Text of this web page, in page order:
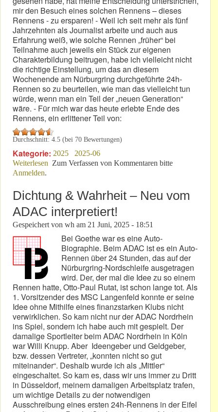
mir den Besuch eines solchen Rennens – dieses
Rennens - zu ersparen! - Weil ich seit mehr als fünf
Jahrzehnten als Journalist arbeite und auch aus
Erfahrung weiß, wie solche Rennen „früher“ bei
Teilnahme auch jeweils ein Stück zur eigenen
Charakterbildung beitrugen, habe ich vielleicht nicht
die richtige Einstellung, um das an diesem
Wochenende am Nürburgring durchgeführte 24h-
Rennen so zu beurteilen, wie man das vielleicht tun
würde, wenn man ein Teil der „neuen Generation“
wäre. - Für mich war das heute erlebte Ende des
Rennens, ein erlittener Teil von:
Durchschnitt: 4.5 (bei 70 Bewertungen)
Kategorie: 2025
2025-06
Weiterlesen über Dichtung & Wahrheit II: Vom ADAC
Zum Verfassen von Kommentaren bitte
Anmelden.
Dichtung & Wahrheit – Neu vom
ADAC interpretiert!
Gespeichert von wh am 21 Juni, 2025 - 18:51
Bei Goethe war es eine Auto-
Biographie. Beim ADAC ist es ein Auto-
Rennen über 24 Stunden, das auf der
Nürburgring-Nordschleife ausgetragen
wird. Der, der mal die Idee zu so einem
Rennen hatte, Otto-Paul Rutat, ist schon lange tot. Als
1. Vorsitzender des MSC Langenfeld konnte er seine
Idee ohne Mithilfe eines finanzstarken Klubs nicht
verwirklichen. So kam nicht nur der ADAC Nordrhein
ins Spiel, sondern ich habe auch mit gespielt. Der
damalige Sportleiter beim ADAC Nordrhein in Köln
war Willi Knupp. Aber Ideengeber und Geldgeber,
bzw. dessen Vertreter, „konnten nicht so gut
miteinander“. Deshalb wurde ich als „Mittler“
eingeschaltet. So kam es, dass wir uns immer zu Dritt
in Düsseldorf, meinem damaligen Arbeitsplatz trafen,
um wichtige Details zu der notwendigen
Ausschreibung eines ersten 24h-Rennens in der Eifel